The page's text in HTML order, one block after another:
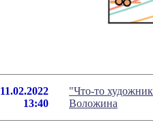
11.02.2022
13:40
"Что-то
Воложина